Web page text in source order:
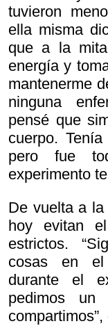
tuvieron
ella misma
que a la
energía y
mantenerme
ninguna
pensé que
cuerpo.
pero fue
experimento
De vuelta a
hoy evitan
estrictos.
cosas en el
durante el
pedimos